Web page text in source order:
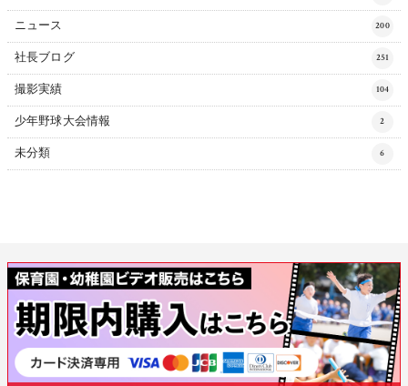
ニュース 200
社長ブログ 251
撮影実績 104
少年野球大会情報 2
未分類 6